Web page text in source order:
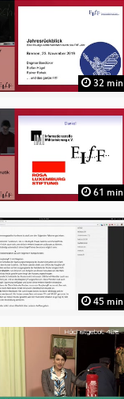
32 min
61 min
45 min